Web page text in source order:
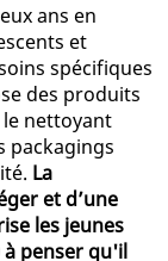
ans en
et
spécifiques
des produits
nettoyant
packagings
La
et d’une
les jeunes
à penser qu'il